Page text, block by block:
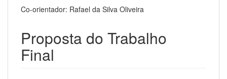
Co-orientador: Rafael da Silva Oliveira
Proposta do Trabalho
Final